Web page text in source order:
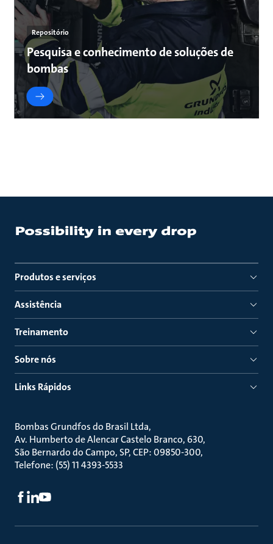
Repositório
Pesquisa e conhecimento de soluções de
bombas
Produtos e serviços
Assistência
Treinamento
Sobre nós
Links Rápidos
Bombas Grundfos do Brasil Ltda
Av. Humberto de Alencar Castelo Branco, 630
São Bernardo do Campo, SP, CEP: 09850-300
Telefone: (55) 11 4393-5533